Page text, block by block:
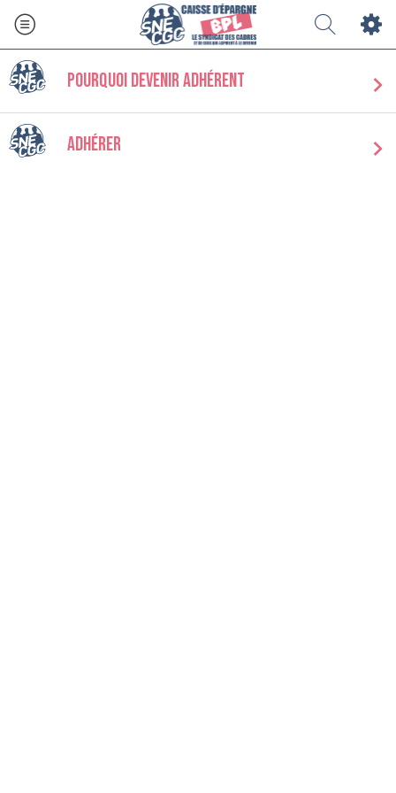
Pourquoi devenir Adhérent
Adhérer